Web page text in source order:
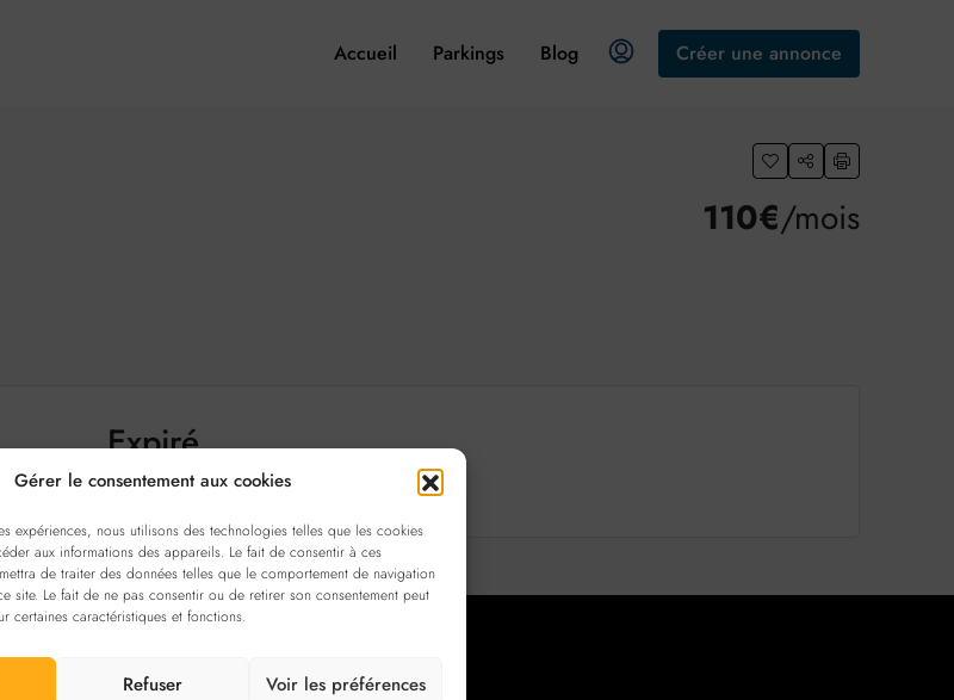
Gérer le consentement aux cookies
expériences, nous utilisons des technologies telles que les cookies
aux informations des appareils. Le fait de consentir à ces
de traiter des données telles que le comportement de navigation
site. Le fait de ne pas consentir ou de retirer son consentement peut
certaines caractéristiques et fonctions.
Refuser Voir les préférences
Accueil Parkings Blog Créer une annonce
110€/mois
Expiré
Ce bien est expiré et n'est plus disponible.